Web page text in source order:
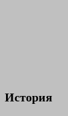
История